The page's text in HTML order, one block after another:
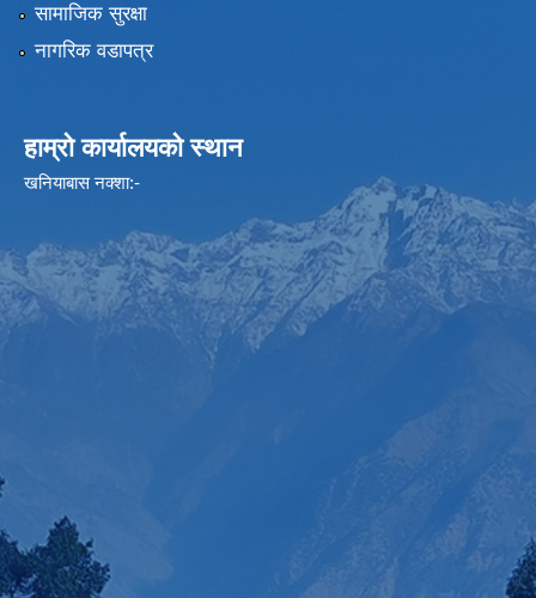
सामाजिक सुरक्षा
नागरिक वडापत्र
हाम्रो कार्यालयको स्थान
खनियाबास नक्शा:-